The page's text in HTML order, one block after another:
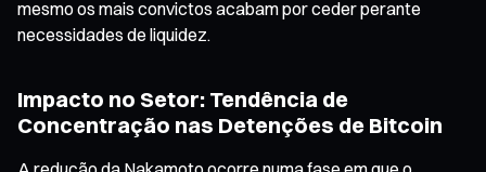
mesmo os mais convictos acabam por ceder perante
necessidades de liquidez.
Impacto no Setor: Tendência de
Concentração nas Detenções de Bitcoin